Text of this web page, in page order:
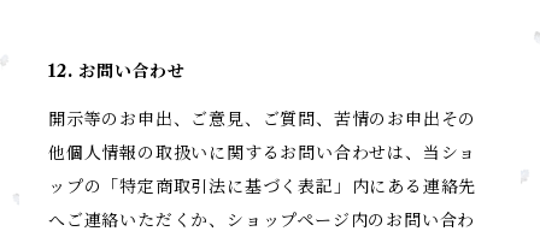
12. お問い合わせ
開示等のお申出、ご意見、ご質問、苦情のお申出その
他個人情報の取扱いに関するお問い合わせは、当ショ
ップの「特定商取引法に基づく表記」内にある連絡先
へご連絡いただくか、ショップページ内のお問い合わ